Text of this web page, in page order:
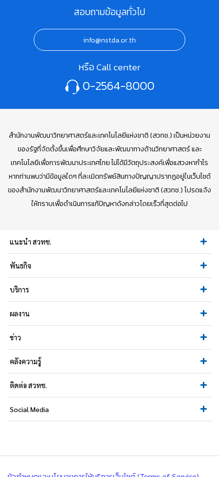
สอบถามข้อมูลทั่วไป
info@nstda.or.th
หรือ Call center
0-2564-8000
สำนักงานพัฒนาวิทยาศาสตร์และเทคโนโลยีแห่งชาติ (สวทช.) เป็นหน่วยงาน
ของรัฐที่จัดตั้งขึ้นเพื่อศึกษาวิจัยและพัฒนาทางด้านวิทยาศาสตร์ และ
เทคโนโลยีเพื่อการพัฒนาประเทศไทย ไม่ได้มีวัตถุประสงค์เพื่อแสวงหากำไร
หากท่านพบว่ามีข้อมูลใดๆ ที่ละเมิดทรัพย์สินทางปัญญาปรากฏอยู่ในเว็บไซต์
ของสำนักงานพัฒนาวิทยาศาสตร์และเทคโนโลยีแห่งชาติ (สวทช.) โปรดแจ้ง
ให้ทราบเพื่อดำเนินการแก้ปัญหาดังกล่าวโดยเร็วที่สุดต่อไป
แนะนำ สวทช.
พันธกิจ
บริการ
ผลงาน
ข่าว
คลังความรู้
ติดต่อ สวทช.
Social Media